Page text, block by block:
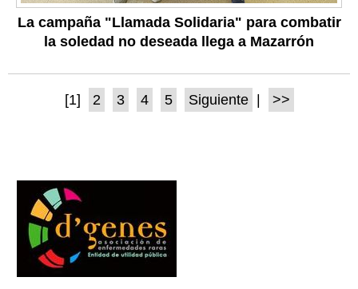
La campaña "Llamada Solidaria" para combatir
la soledad no deseada llega a Mazarrón
[1] 2 3 4 5 Siguiente >>